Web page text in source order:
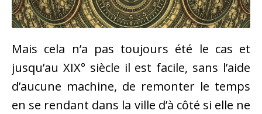
Mais cela n’a pas toujours été le cas et
jusqu’au XIX° siècle il est facile, sans l’aide
d’aucune machine, de remonter le temps
en se rendant dans la ville d’à côté si elle ne